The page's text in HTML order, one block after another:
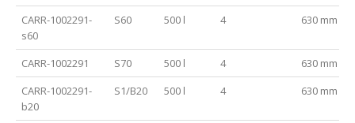
CARR-1002291-
s60
S60 500 l 4 630 mm
CARR-1002291 S70 500 l 4
630 mm
CARR-1002291-
b20
S1/B20 500 l 4 630 mm